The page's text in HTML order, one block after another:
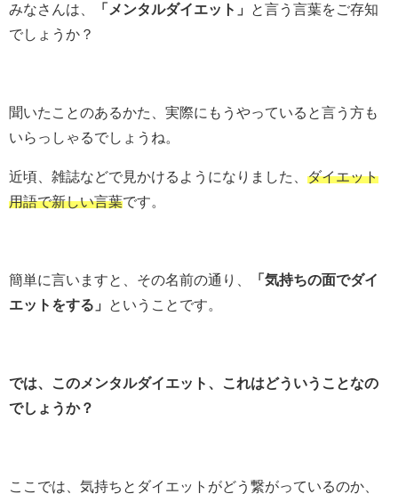
みなさんは、 「メンタルダイエット」
と言う言葉をご存知
でしょうか？
聞いたことのあるかた、実際にもうやっていると言う方も
いらっしゃるでしょうね。
近頃、雑誌などで見かけるようになりました、 ダイエット
用語で新しい言葉です。
簡単に言いますと、その名前の通り、
「気持ちの面でダイ
エットをする」
ということです。
では、このメンタルダイエット、これはどういうことなの
でしょうか？
ここでは、気持ちとダイエットがどう繋がっているのか、